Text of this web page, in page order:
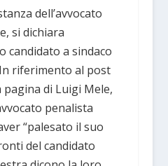
dell’avvocato
si dichiara
candidato a sindaco
riferimento al post
di Luigi Mele,
penalista
“palesato il suo
del candidato